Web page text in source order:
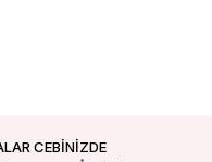
CEBİNİZDE